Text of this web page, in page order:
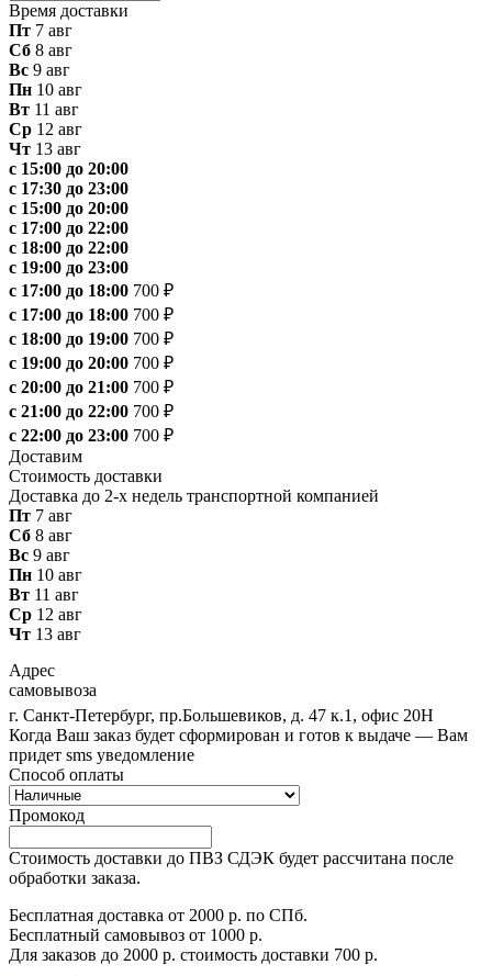
Время доставки
Пт 7 авг
Сб 8 авг
Вс 9 авг
Пн 10 авг
Вт 11 авг
Ср 12 авг
Чт 13 авг
с 15:00 до 20:00
с 17:30 до 23:00
с 15:00 до 20:00
с 17:00 до 22:00
с 18:00 до 22:00
с 19:00 до 23:00
с 17:00 до 18:00 700 ₽
с 17:00 до 18:00 700 ₽
с 18:00 до 19:00 700 ₽
с 19:00 до 20:00 700 ₽
с 20:00 до 21:00 700 ₽
с 21:00 до 22:00 700 ₽
с 22:00 до 23:00 700 ₽
Доставим
Стоимость доставки
Доставка до 2-х недель транспортной компанией
Пт 7 авг
Сб 8 авг
Вс 9 авг
Пн 10 авг
Вт 11 авг
Ср 12 авг
Чт 13 авг
Адрес
самовывоза
г. Санкт-Петербург, пр.Большевиков, д. 47 к.1, офис 20Н
Когда Ваш заказ будет сформирован и готов к выдаче — Вам
придет sms уведомление
Способ оплаты
Промокод
Стоимость доставки до ПВЗ СДЭК будет рассчитана после
обработки заказа.
Бесплатная доставка от 2000 р. по СПб.
Бесплатный самовывоз от 1000 р.
Для заказов до 2000 р. стоимость доставки 700 р.